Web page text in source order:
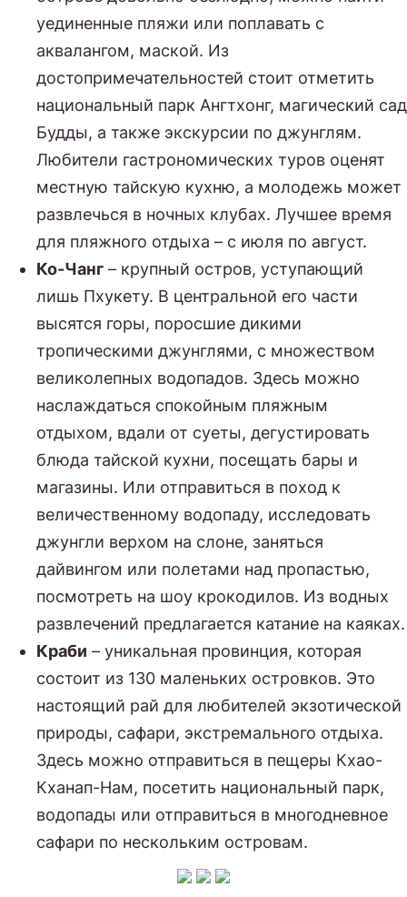
уединенные пляжи или поплавать с
аквалангом, маской. Из
достопримечательностей стоит отметить
национальный парк Ангтхонг, магический сад
Будды, а также экскурсии по джунглям.
Любители гастрономических туров оценят
местную тайскую кухню, а молодежь может
развлечься в ночных клубах. Лучшее время
для пляжного отдыха – с июля по август.
Ко-Чанг – крупный остров, уступающий
лишь Пхукету. В центральной его части
высятся горы, поросшие дикими
тропическими джунглями, с множеством
великолепных водопадов. Здесь можно
наслаждаться спокойным пляжным
отдыхом, вдали от суеты, дегустировать
блюда тайской кухни, посещать бары и
магазины. Или отправиться в поход к
величественному водопаду, исследовать
джунгли верхом на слоне, заняться
дайвингом или полетами над пропастью,
посмотреть на шоу крокодилов. Из водных
развлечений предлагается катание на каяках.
Краби – уникальная провинция, которая
состоит из 130 маленьких островков. Это
настоящий рай для любителей экзотической
природы, сафари, экстремального отдыха.
Здесь можно отправиться в пещеры Кхао-
Кханап-Нам, посетить национальный парк,
водопады или отправиться в многодневное
сафари по нескольким островам.